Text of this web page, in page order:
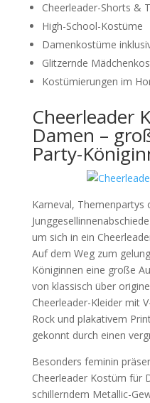
Cheerleader-Shorts &
High-School-Kostüme
Damenkostüme
Glitzernde
Kostümierungen im
Cheerleader
Damen –
Party-
Karneval, Themenpartys
um sich in ein
Auf dem Weg zum
Königinnen eine große
von klassisch über
Cheerleader-Kleider mit
Rock und plakativem
gekonnt durch einen
Besonders feminin
Cheerleader Kostüm für
schillerndem Metallic-